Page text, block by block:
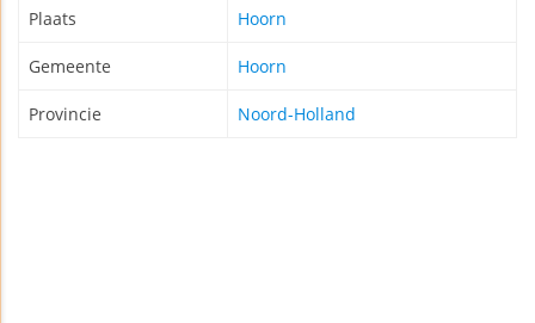
Plaats Hoorn
Gemeente Hoorn
Provincie Noord-Holland